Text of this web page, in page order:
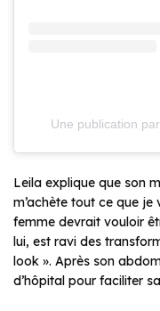
Une publication
Leila explique que son
m’achète tout ce que je
femme devrait vouloir
lui, est ravi des
look ». Après son
d’hôpital pour faciliter